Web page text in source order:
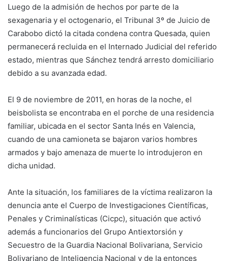
Luego de la admisión de hechos por parte de la
sexagenaria y el octogenario, el Tribunal 3º de Juicio de
Carabobo dictó la citada condena contra Quesada, quien
permanecerá recluida en el Internado Judicial del referido
estado, mientras que Sánchez tendrá arresto domiciliario
debido a su avanzada edad.
El 9 de noviembre de 2011, en horas de la noche, el
beisbolista se encontraba en el porche de una residencia
familiar, ubicada en el sector Santa Inés en Valencia,
cuando de una camioneta se bajaron varios hombres
armados y bajo amenaza de muerte lo introdujeron en
dicha unidad.
Ante la situación, los familiares de la víctima realizaron la
denuncia ante el Cuerpo de Investigaciones Científicas,
Penales y Criminalísticas (Cicpc), situación que activó
además a funcionarios del Grupo Antiextorsión y
Secuestro de la Guardia Nacional Bolivariana, Servicio
Bolivariano de Inteligencia Nacional y de la entonces